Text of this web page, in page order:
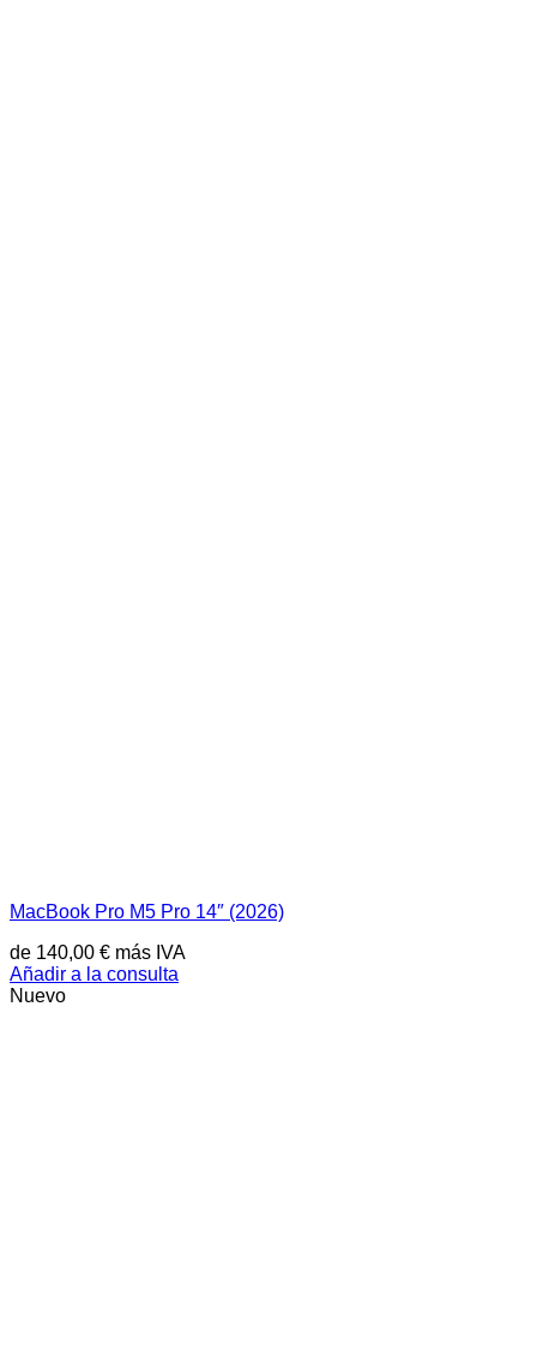
MacBook Pro M5 Pro 14″ (2026)
de 140,00 € más IVA
Añadir a la consulta
Nuevo